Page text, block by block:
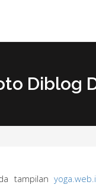
Diblog
tampilan